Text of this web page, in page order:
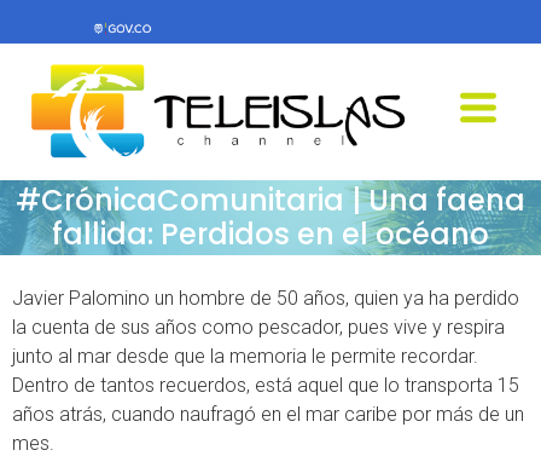
#CrónicaComunitaria | Una faena
fallida: Perdidos en el océano
Javier Palomino un hombre de 50 años, quien ya ha perdido
la cuenta de sus años como pescador, pues vive y respira
junto al mar desde que la memoria le permite recordar.
Dentro de tantos recuerdos, está aquel que lo transporta 15
años atrás, cuando naufragó en el mar caribe por más de un
mes.